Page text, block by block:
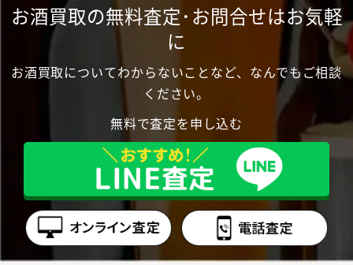
お酒買取の無料査定･お問合せはお気軽
に
お酒買取についてわからないことなど、なんでもご相談
ください。
無料で査定を申し込む